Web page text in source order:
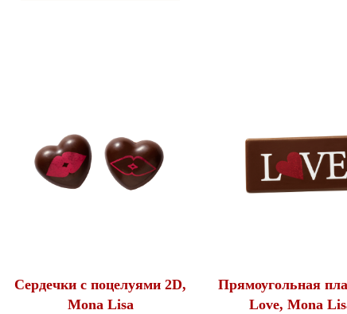
Сердечки с поцелуями 2D,
Mona Lisa
Прямоугольная
Love, Mona